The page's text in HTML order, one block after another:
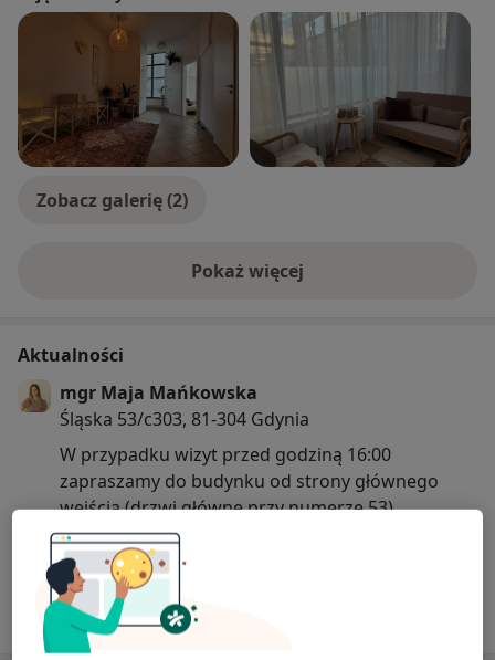
etyką zawodu psychologa a także indywidualne
podejście i pełne zaangażowanie.
Możemy spotkać się jednorazowo lub też zaplanować
serię kilkunastu spotkań, w zależności od decyzji
klienta.
Udzielam konsultacji stacjonarnie w gabinecie a także
w formie online.
Zobacz galerię (2)
Pokaż więcejo doświadczeniu
Aktualności
mgr Maja Mańkowska
Śląska 53/c303, 81-304 Gdynia
W przypadku wizyt przed godziną 16:00
zapraszamy do budynku od strony głównego
wejścia (drzwi główne przy numerze 53).
Po godzinie 16:00 wejście do budynku znajduje
się od strony patio (należy wejść w bramę
budynku, za szlabanem po lewej stronie znajduje
się klatka C, gdzie na domofonie należy wybrać
Centrum Zdrowia Tecum - gabinet znajduje się na
Dowiedz się więcej
15/06/2026